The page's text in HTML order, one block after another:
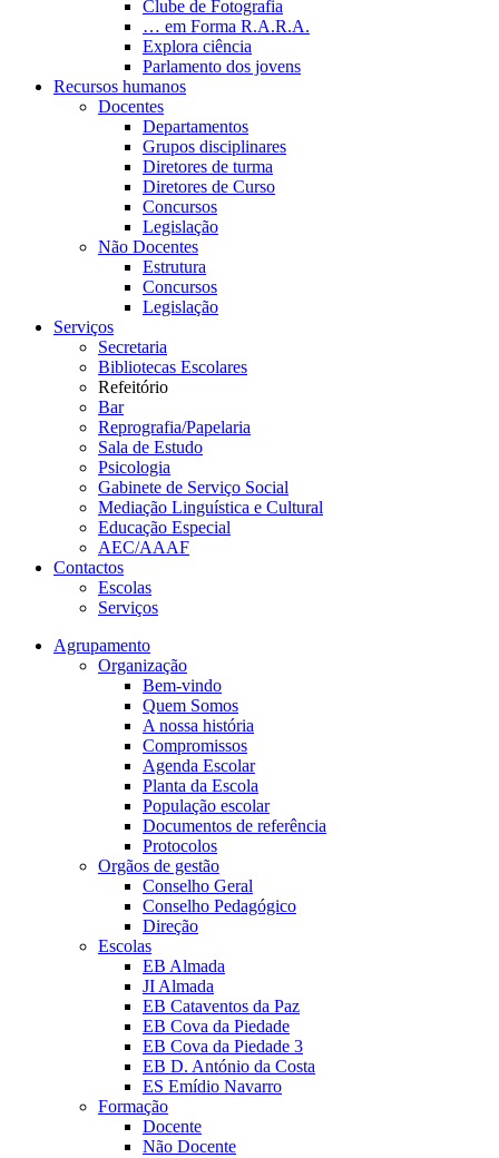
Clube de Fotografia
… em Forma R.A.R.A.
Explora ciência
Parlamento dos jovens
Recursos humanos
Docentes
Departamentos
Grupos disciplinares
Diretores de turma
Diretores de Curso
Concursos
Legislação
Não Docentes
Estrutura
Concursos
Legislação
Serviços
Secretaria
Bibliotecas Escolares
Refeitório
Bar
Reprografia/Papelaria
Sala de Estudo
Psicologia
Gabinete de Serviço Social
Mediação Linguística e Cultural
Educação Especial
AEC/AAAF
Contactos
Escolas
Serviços
Agrupamento
Organização
Bem-vindo
Quem Somos
A nossa história
Compromissos
Agenda Escolar
Planta da Escola
População escolar
Documentos de referência
Protocolos
Orgãos de gestão
Conselho Geral
Conselho Pedagógico
Direção
Escolas
EB Almada
JI Almada
EB Cataventos da Paz
EB Cova da Piedade
EB Cova da Piedade 3
EB D. António da Costa
ES Emídio Navarro
Formação
Docente
Não Docente